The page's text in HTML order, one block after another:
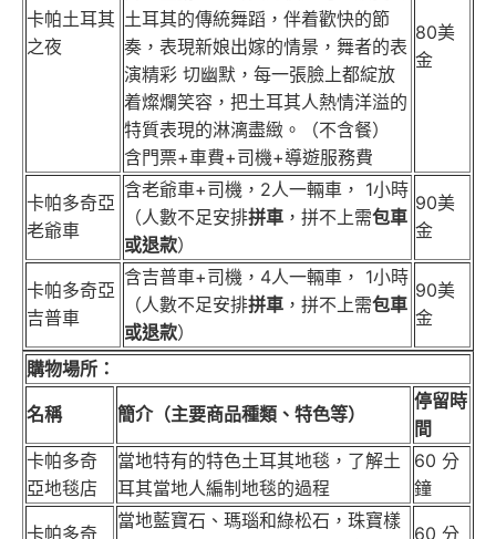
卡帕土耳其
之夜
土耳其的傳統舞蹈，伴着歡快的節
奏，表現新娘出嫁的情景，舞者的表
演精彩 切幽默，每一張臉上都綻放
着燦爛笑容，把土耳其人熱情洋溢的
特質表現的淋漓盡緻。（不含餐）
含門票+車費+司機+導遊服務費
80美
金
卡帕多奇亞
老爺車
含老爺車+司機，2人一輛車， 1小時
（人數不足安排拼車 ，拼不上需包車
或退款）
90美
金
卡帕多奇亞
吉普車
含吉普車+司機，4人一輛車， 1小時
（人數不足安排拼車 ，拼不上需包車
或退款）
90美
金
購物場所：
名稱 簡介（主要商品種類、特色等）
停留時
間
卡帕多奇
亞地毯店
當地特有的特色土耳其地毯，了解土
耳其當地人編制地毯的過程
60 分
鐘
卡帕多奇
當地藍寶石、瑪瑙和綠松石，珠寶樣
60 分